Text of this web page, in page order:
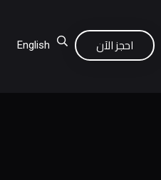
احجز الآن English